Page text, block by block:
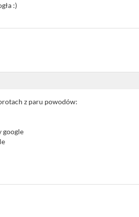
:)
z paru powodów:
google